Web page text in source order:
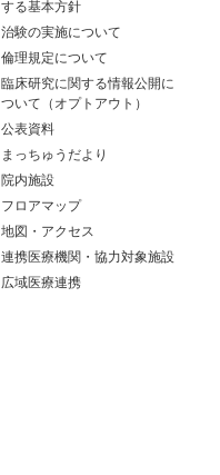
する基本方針
治験の実施について
倫理規定について
臨床研究に関する情報公開に
ついて（オプトアウト）
公表資料
まっちゅうだより
院内施設
フロアマップ
地図・アクセス
連携医療機関・協力対象施設
広域医療連携